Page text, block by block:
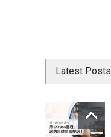
Latest Posts